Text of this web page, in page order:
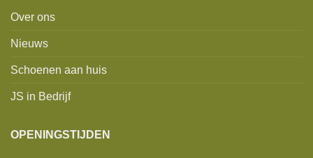
Over ons
Nieuws
Schoenen aan huis
JS in Bedrijf
OPENINGSTIJDEN